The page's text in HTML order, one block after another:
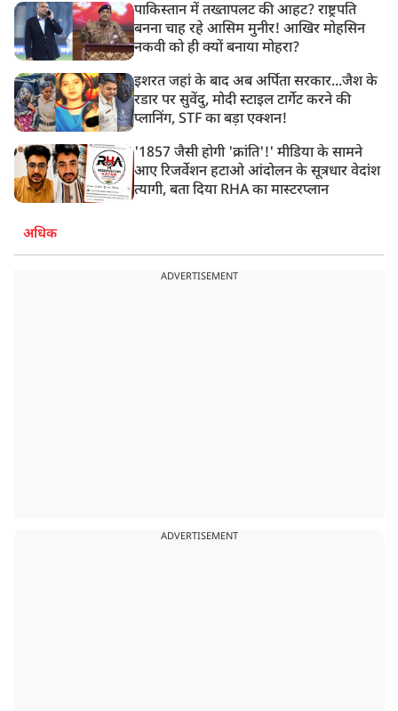
पाकिस्तान में तख्तापलट की आहट? राष्ट्रपति
बनना चाह रहे आसिम मुनीर! आखिर मोहसिन
नकवी को ही क्यों बनाया मोहरा?
इशरत जहां के बाद अब अर्पिता सरकार...जैश के
रडार पर सुवेंदु, मोदी स्टाइल टार्गेट करने की
प्लानिंग, STF का बड़ा एक्शन!
'1857 जैसी होगी 'क्रांति'!' मीडिया के सामने
आए रिजर्वेशन हटाओ आंदोलन के सूत्रधार वेदांश
त्यागी, बता दिया RHA का मास्टरप्लान
अधिक
ADVERTISEMENT
ADVERTISEMENT